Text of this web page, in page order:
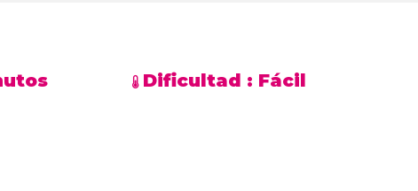
Dificultad : Fácil